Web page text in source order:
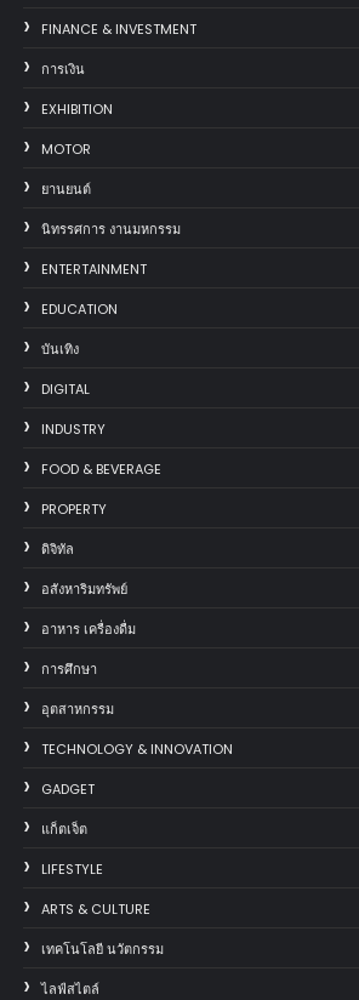
FINANCE & INVESTMENT
การเงิน
EXHIBITION
MOTOR
‎ยานยนต์‎
นิทรรศการ งานมหกรรม
ENTERTAINMENT
EDUCATION
บันเทิง
DIGITAL
INDUSTRY
FOOD & BEVERAGE
PROPERTY
ดิจิทัล
อสังหาริมทรัพย์
อาหาร เครื่องดื่ม
การศึกษา
อุตสาหกรรม
TECHNOLOGY & INNOVATION
GADGET
แก็ตเจ็ต
LIFESTYLE
ARTS & CULTURE
เทคโนโลยี นวัตกรรม
ไลฟ์สไตล์